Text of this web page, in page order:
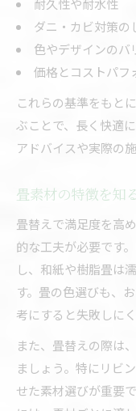
耐久性や耐水性
ダニ・カビ対策の
色やデザインのバ
価格とコストパフ
これらの基準をもと
ぶことで、長く快適
アドバイスや実際の
畳素材の特徴を知
畳替えで満足度を高
的な工夫が必要です
し、和紙や樹脂畳は
す。畳の色選びも、
考にすると失敗しにく
また、畳替えの際は
ましょう。特にリビ
せた素材選びが重要